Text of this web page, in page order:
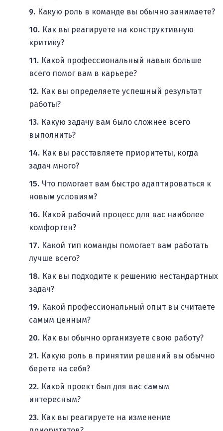
Какую роль в команде вы обычно занимаете?
Как вы реагируете на конструктивную
критику?
Какой профессиональный навык больше
всего помог вам в карьере?
Как вы определяете успешный результат
работы?
Какую задачу вам было сложнее всего
выполнить?
Как вы расставляете приоритеты, когда
задач много?
Что помогает вам быстро адаптироваться к
новым условиям?
Какой рабочий процесс для вас наиболее
комфортен?
Какой тип команды помогает вам работать
лучше всего?
Как вы подходите к решению нестандартных
задач?
Какой профессиональный опыт вы считаете
самым ценным?
Как вы обычно организуете свою работу?
Какую роль в принятии решений вы обычно
берете на себя?
Какой проект был для вас самым
интересным?
Как вы реагируете на изменение